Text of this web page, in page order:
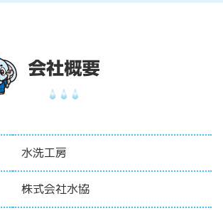
水洗工房
株式会社水協